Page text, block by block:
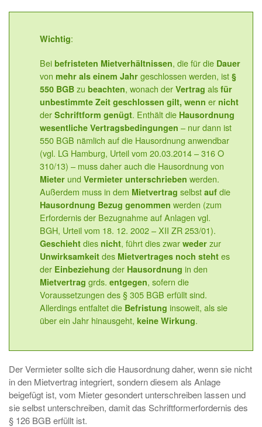
Wichtig:
Bei befristeten Mietverhältnissen, die für die Dauer
von mehr als einem Jahr geschlossen werden, ist §
550 BGB zu beachten, wonach der Vertrag als für
unbestimmte Zeit geschlossen gilt, wenn er nicht
der Schriftform genügt. Enthält die Hausordnung
wesentliche Vertragsbedingungen – nur dann ist
550 BGB nämlich auf die Hausordnung anwendbar
(vgl. LG Hamburg, Urteil vom 20.03.2014 – 316 O
310/13) – muss daher auch die Hausordnung von
Mieter und Vermieter unterschrieben werden.
Außerdem muss in dem Mietvertrag selbst auf die
Hausordnung Bezug genommen werden (zum
Erfordernis der Bezugnahme auf Anlagen vgl.
BGH, Urteil vom 18. 12. 2002 – XII ZR 253/01).
Geschieht dies nicht, führt dies zwar weder zur
Unwirksamkeit des Mietvertrages noch steht es
der Einbeziehung der Hausordnung in den
Mietvertrag grds. entgegen, sofern die
Voraussetzungen des § 305 BGB erfüllt sind.
Allerdings entfaltet die Befristung insoweit, als sie
über ein Jahr hinausgeht, keine Wirkung.
Der Vermieter sollte sich die Hausordnung daher, wenn sie nicht
in den Mietvertrag integriert, sondern diesem als Anlage
beigefügt ist, vom Mieter gesondert unterschreiben lassen und
sie selbst unterschreiben, damit das Schriftformerfordernis des
§ 126 BGB erfüllt ist.